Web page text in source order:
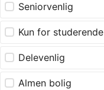
Seniorvenlig
Kun for studerende
Delevenlig
Almen bolig